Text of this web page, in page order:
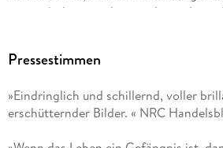
versteckt herausschmuggelte und
ausgezeichnet.
Annette Wunschel, geboren 1961,
de Velde, Michel Foucault und Johan
Pressestimmen
»Eindringlich und schillernd, voller
erschütternder Bilder. « NRC